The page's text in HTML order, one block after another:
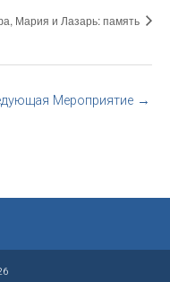
Мария и Лазарь: память
Мероприятие →